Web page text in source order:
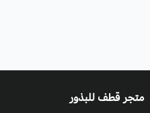
متجر قطف للبذور